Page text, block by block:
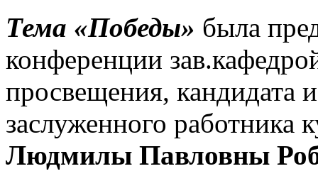
Тема «Победы» была
конференции
просвещения, кандидата
заслуженного
Людмилы Павловны